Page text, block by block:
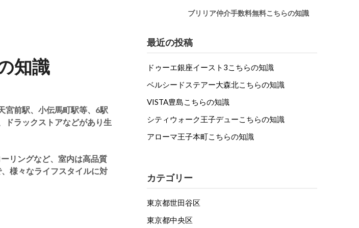
ブリリア仲介手数料無料こちらの知識
知識
宮前駅、小伝馬町駅等、6駅
ドラックストアなどがあり生
リングなど、室内は高品質
様々なライフスタイルに対
最近の投稿
ドゥーエ銀座イースト3こちらの知識
ベルシードステアー大森北こちらの知識
VISTA豊島こちらの知識
シティウォーク王子デューこちらの知識
アローマ王子本町こちらの知識
カテゴリー
東京都世田谷区
東京都中央区